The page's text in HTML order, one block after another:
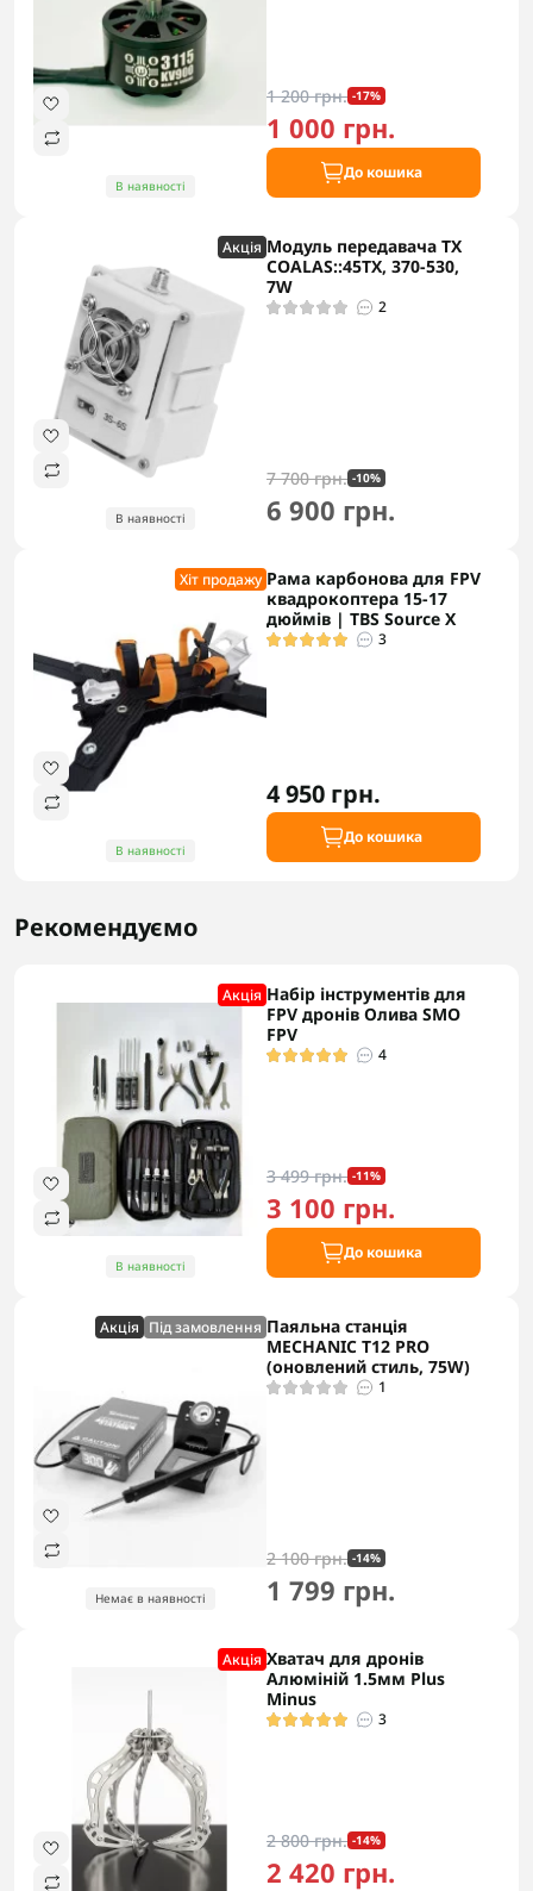
В наявності
1 200 грн. -17%
1 000 грн.
До кошика
Акцiя
В наявності
Модуль передавача TX
COALAS::45TX, 370-530,
7W
2
7 700 грн. -10%
6 900 грн.
Хіт продажу
В наявності
Рама карбонова для FPV
квадрокоптера 15-17
дюймів | TBS Source X
3
4 950 грн.
До кошика
Рекомендуємо
Акцiя
В наявності
Набір інструментів для
FPV дронів Олива SMO
FPV
4
3 499 грн. -11%
3 100 грн.
До кошика
Акцiя Під замовлення
Немає в наявності
Паяльна станція
MECHANIC T12 PRO
(оновлений стиль, 75W)
1
2 100 грн. -14%
1 799 грн.
Акцiя Хватач для дронів
Алюміній 1.5мм Plus
Minus
3
2 800 грн. -14%
2 420 грн.